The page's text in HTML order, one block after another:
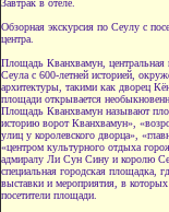
Завтрак в отеле.
Обзорная экскурсия по Сеулу с
центра.
Площадь Кванхвамун, центральная
Сеула с 600-летней историей,
архитектуры, такими как дворец
площади открывается
Площадь Кванхвамун называют
историю ворот Кванхвамун»,
улиц у королевского дворца»,
«центром культурного отдыха
адмиралу Ли Сун Сину и королю
специальная городская площадка,
выставки и мероприятия, в которых
посетители площади.